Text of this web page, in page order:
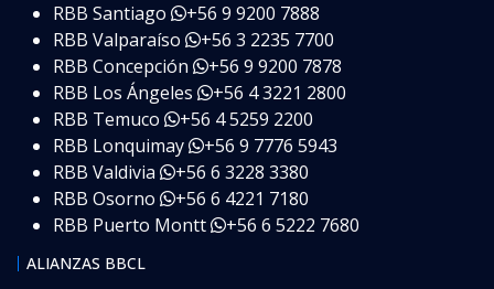
RBB Santiago
+56 9 9200 7888
RBB Valparaíso
+56 3 2235 7700
RBB Concepción
+56 9 9200 7878
RBB Los Ángeles
+56 4 3221 2800
RBB Temuco
+56 4 5259 2200
RBB Lonquimay
+56 9 7776 5943
RBB Valdivia
+56 6 3228 3380
RBB Osorno
+56 6 4221 7180
RBB Puerto Montt
+56 6 5222 7680
ALIANZAS BBCL